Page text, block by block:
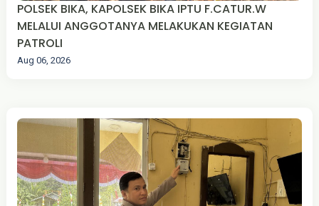
POLSEK BIKA, KAPOLSEK BIKA IPTU F.CATUR.W
MELALUI ANGGOTANYA MELAKUKAN KEGIATAN
PATROLI
Aug 06, 2026